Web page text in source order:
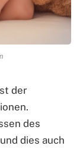
der
des
dies auch